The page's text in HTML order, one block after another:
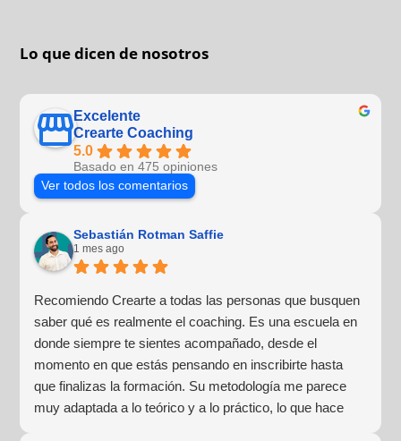
Lo que dicen de nosotros
Excelente
Crearte Coaching
5.0
Basado en 475 opiniones
Ver todos los comentarios
Sebastián Rotman Saffie
1 mes ago
Recomiendo Crearte a todas las personas que busquen
saber qué es realmente el coaching. Es una escuela en
donde siempre te sientes acompañado, desde el
momento en que estás pensando en inscribirte hasta
que finalizas la formación. Su metodología me parece
muy adaptada a lo teórico y a lo práctico, lo que hace